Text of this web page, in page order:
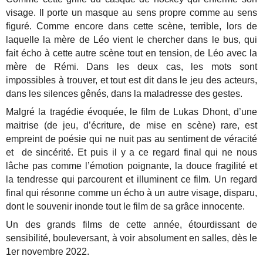
visage. Il porte un masque au sens propre comme au sens
figuré. Comme encore dans cette scène, terrible, lors de
laquelle la mère de Léo vient le chercher dans le bus, qui
fait écho à cette autre scène tout en tension, de Léo avec la
mère de Rémi. Dans les deux cas, les mots sont
impossibles à trouver, et tout est dit dans le jeu des acteurs,
dans les silences gênés, dans la maladresse des gestes.
Malgré la tragédie évoquée, le film de Lukas Dhont, d’une
maitrise (de jeu, d’écriture, de mise en scène) rare, est
empreint de poésie qui ne nuit pas au sentiment de véracité
et de sincérité. Et puis il y a ce regard final qui ne nous
lâche pas comme l’émotion poignante, la douce fragilité et
la tendresse qui parcourent et illuminent ce film. Un regard
final qui résonne comme un écho à un autre visage, disparu,
dont le souvenir inonde tout le film de sa grâce innocente.
Un des grands films de cette année, étourdissant de
sensibilité, bouleversant, à voir absolument en salles, dès le
1er novembre 2022.